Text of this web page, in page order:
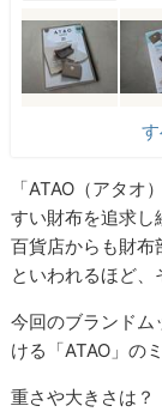
「ATAO（アタ
すい財布を追求し
百貨店からも財布
といわれるほど、
今回のブランドム
ける「ATAO」の
重さや大きさは？